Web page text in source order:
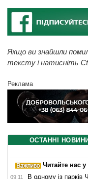
Якщо ви знайшли
тексту і натисніть
Реклама
ОСТАННІ
Читайте нас
09:11
В одному із парків